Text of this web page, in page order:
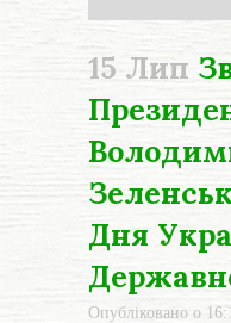
15 Лип
Дня
Опубліковано о